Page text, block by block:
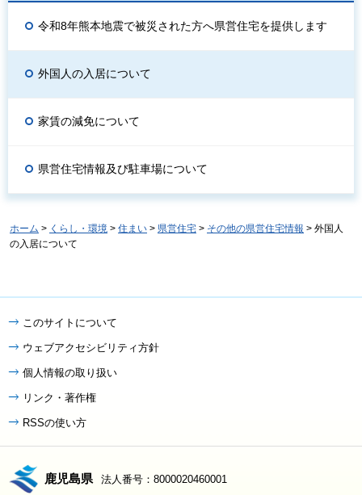
令和8年熊本地震で被災された方へ県営住宅を提供します
外国人の入居について
家賃の減免について
県営住宅情報及び駐車場について
ホーム > くらし・環境 > 住まい > 県営住宅 > その他の県営住宅情報 > 外国人
の入居について
このサイトについて
ウェブアクセシビリティ方針
個人情報の取り扱い
リンク・著作権
RSSの使い方
鹿児島県 法人番号：8000020460001